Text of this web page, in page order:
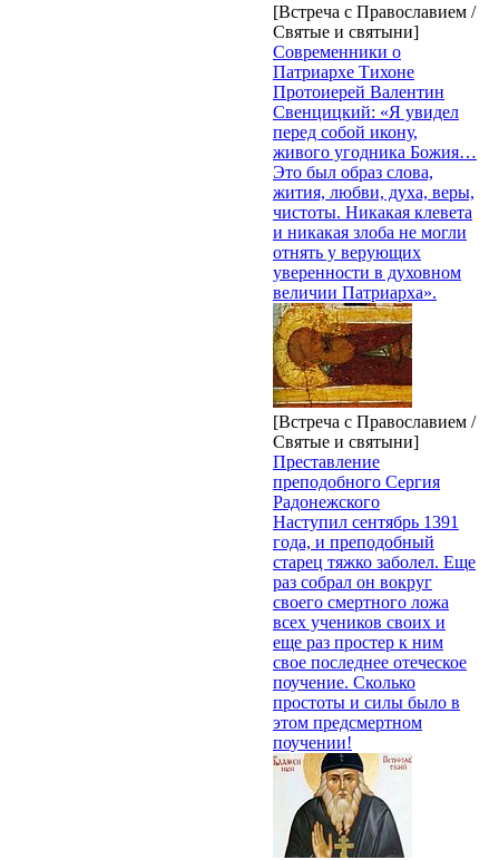
[Встреча с Православием /
Святые и святыни]
Современники о
Патриархе Тихоне
Протоиерей Валентин
Свенцицкий: «Я увидел
перед собой икону,
живого угодника Божия…
Это был образ слова,
жития, любви, духа, веры,
чистоты. Никакая клевета
и никакая злоба не могли
отнять у верующих
уверенности в духовном
величии Патриарха».
[Встреча с Православием /
Святые и святыни]
Преставление
преподобного Сергия
Радонежского
Наступил сентябрь 1391
года, и преподобный
старец тяжко заболел. Еще
раз собрал он вокруг
своего смертного ложа
всех учеников своих и
еще раз простер к ним
свое последнее отеческое
поучение. Сколько
простоты и силы было в
этом предсмертном
поучении!